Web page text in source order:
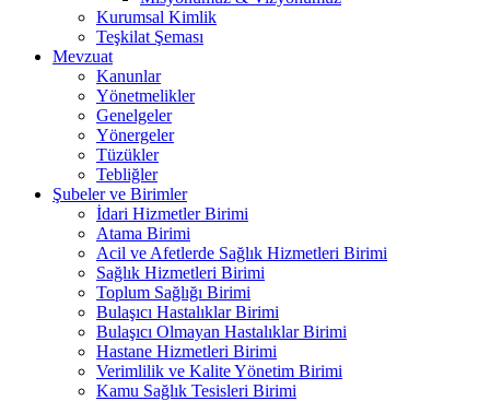
Kurumsal Kimlik
Teşkilat Şeması
Mevzuat
Kanunlar
Yönetmelikler
Genelgeler
Yönergeler
Tüzükler
Tebliğler
Şubeler ve Birimler
İdari Hizmetler Birimi
Atama Birimi
Acil ve Afetlerde Sağlık Hizmetleri Birimi
Sağlık Hizmetleri Birimi
Toplum Sağlığı Birimi
Bulaşıcı Hastalıklar Birimi
Bulaşıcı Olmayan Hastalıklar Birimi
Hastane Hizmetleri Birimi
Verimlilik ve Kalite Yönetim Birimi
Kamu Sağlık Tesisleri Birimi